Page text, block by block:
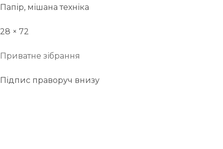
Папір, мішана техніка
28 × 72
Приватне зібрання
Підпис праворуч внизу